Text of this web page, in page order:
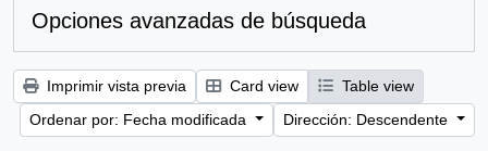
Opciones avanzadas de búsqueda
Imprimir vista previa Card view
Table view
Ordenar por: Fecha modificada
Dirección: Descendente